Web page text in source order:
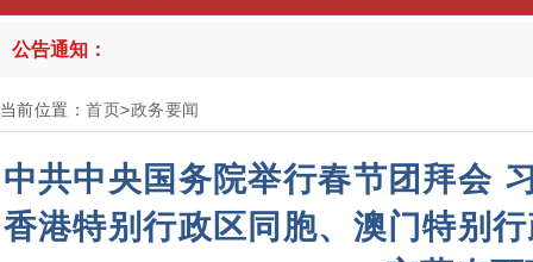
公告通知：
当前位置：首页>政务要闻
中共中央国务院举行春节团拜会
香港特别行政区同胞、澳门特别